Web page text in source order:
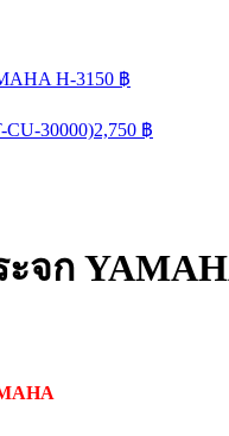
H-3150 ฿
30000)2,750 ฿
จก